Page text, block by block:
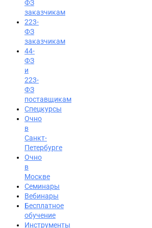
Вход на портал
8 (800) 200-24-26
ФЗ
заказчикам
223-
ФЗ
заказчикам
44-
ФЗ
и
223-
ФЗ
поставщикам
Спецкурсы
Очно
в
Санкт-
Петербурге
Очно
в
Москве
Семинары
Вебинары
Бесплатное
обучение
Инструменты